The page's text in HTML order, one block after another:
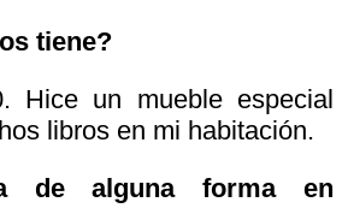
tiene?
Hice un mueble especial
libros en mi habitación.
de alguna forma en